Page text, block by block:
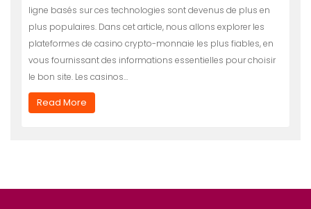
ligne basés sur ces technologies sont devenus de plus en
plus populaires. Dans cet article, nous allons explorer les
plateformes de casino crypto-monnaie les plus fiables, en
vous fournissant des informations essentielles pour choisir
le bon site. Les casinos…
Read More